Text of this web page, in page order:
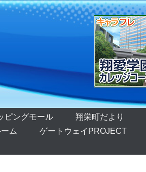
ピングモール 翔栄町だより
ム ゲートウェイPROJECT